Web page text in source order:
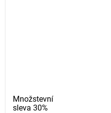
Množstevní
sleva 30%